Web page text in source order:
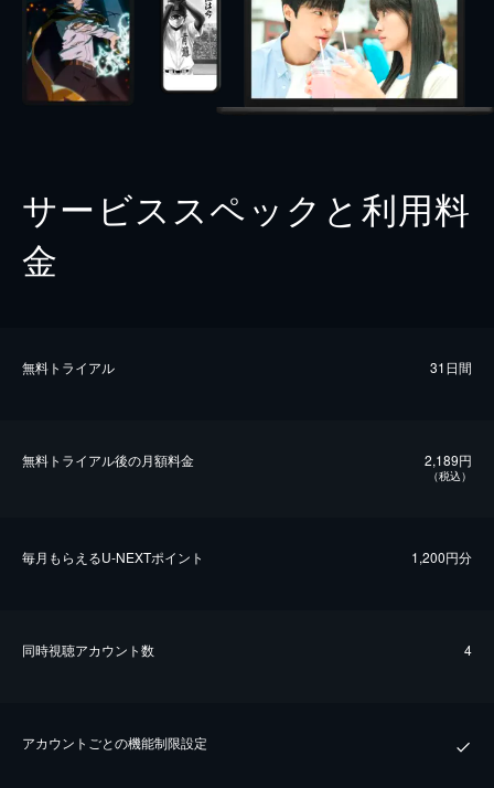
サービススペックと利用料
金
無料トライアル 31日間
無料トライアル後の⽉額料金 2,189円
（税込）
毎⽉もらえるU-NEXTポイント 1,200円分
同時視聴アカウント数 4
アカウントごとの機能制限設定